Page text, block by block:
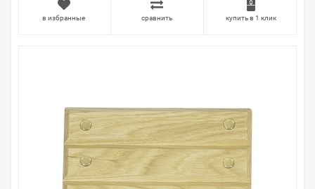
Брак – это исключение в нашем ассортименте. Если он
выявлен, то возврат товара осуществляется в
возвращаем деньги.
Наличие Zamel Накладка РУСТИКАЛ на складе
уточняйте у менеджера. Также можно получить
консультацию по тому, что мы продаем, узнать
преимущества конкретного товара, получить
в избранные сравнить купить в 1 клик